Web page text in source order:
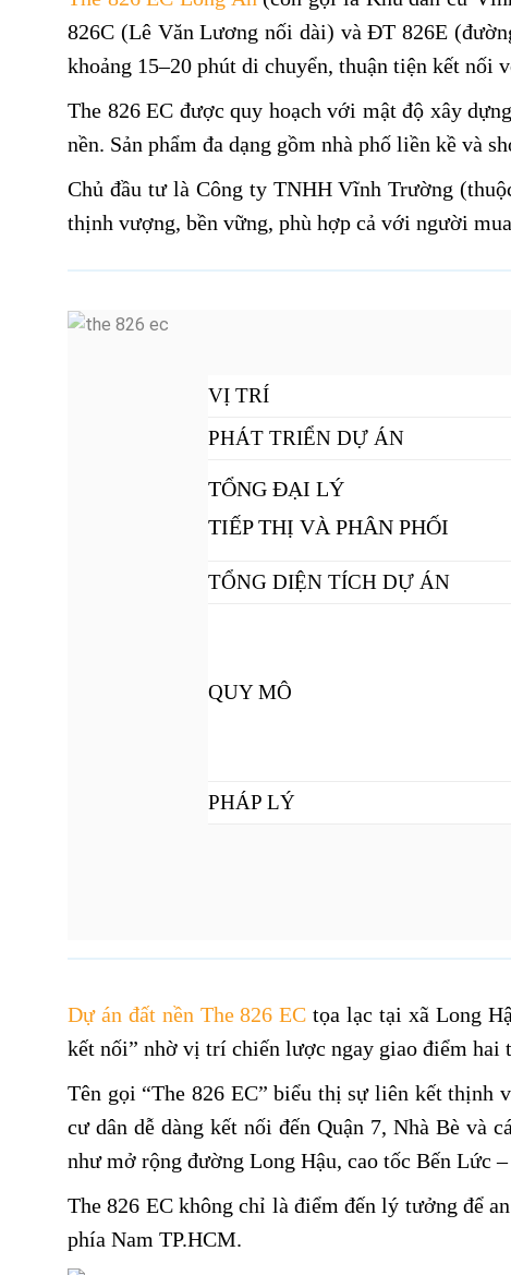
826C (Lê Văn Lương nối dài) và ĐT 826E
khoảng 15–20 phút di chuyển, thuận tiện kết nối
The 826 EC được quy hoạch với mật độ xây
nền. Sản phẩm đa dạng gồm nhà phố liền kề và
Chủ đầu tư là Công ty TNHH Vĩnh Trường
thịnh vượng, bền vững, phù hợp cả với người
VỊ TRÍ
PHÁT TRIỂN DỰ ÁN
TỔNG ĐẠI LÝ
TIẾP THỊ VÀ PHÂN PHỐI
TỔNG DIỆN TÍCH DỰ ÁN
QUY MÔ
PHÁP LÝ
Dự án đất nền The 826 EC tọa lạc tại xã Long
kết nối” nhờ vị trí chiến lược ngay giao điểm hai
Tên gọi “The 826 EC” biểu thị sự liên kết thịnh
cư dân dễ dàng kết nối đến Quận 7, Nhà Bè và
như mở rộng đường Long Hậu, cao tốc Bến Lức
The 826 EC không chỉ là điểm đến lý tưởng để
phía Nam TP.HCM.